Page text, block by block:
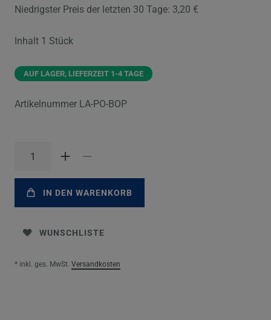
Niedrigster Preis der letzten 30 Tage: 3,20 €
Inhalt 1 Stück
AUF LAGER, LIEFERZEIT 1-4 TAGE
Artikelnummer LA-PO-BOP
IN DEN WARENKORB
WUNSCHLISTE
* inkl. ges. MwSt. Versandkosten